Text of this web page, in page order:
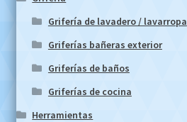
Grifería de lavadero / lavarropa
Griferías bañeras exterior
Griferías de baños
Griferías de cocina
Herramientas